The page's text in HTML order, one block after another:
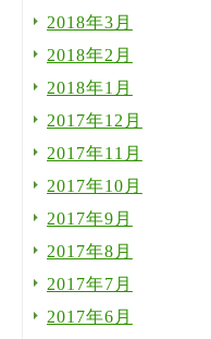
2018年3月
2018年2月
2018年1月
2017年12月
2017年11月
2017年10月
2017年9月
2017年8月
2017年7月
2017年6月